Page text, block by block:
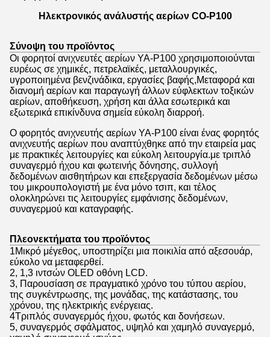
Ηλεκτρονικός ανάλυστής αερίων CO-P100
Σύνοψη του προϊόντος
Οι φορητοί ανιχνευτές αερίων YA-P100 χρησιμοποιούνται
ευρέως σε χημικές, πετρελαϊκές, μεταλλουργικές,
υγροποιημένα βενζινάδικα, εργασίες βαφής,Μεταφορά και
διανομή αερίων και παραγωγή άλλων εύφλεκτων τοξικών
αερίων, αποθήκευση, χρήση και άλλα εσωτερικά και
εξωτερικά επικίνδυνα σημεία εύκολη διαρροή.
Ο φορητός ανιχνευτής αερίων YA-P100 είναι ένας φορητός
ανιχνευτής αερίων που αναπτύχθηκε από την εταιρεία μας
με πρακτικές λειτουργίες και εύκολη λειτουργία.με τριπλό
συναγερμό ήχου και φωτεινής δόνησης, συλλογή
δεδομένων αισθητήρων και επεξεργασία δεδομένων μέσω
του μικρουπολογιστή με ένα μόνο τσιπ, και τέλος
ολοκληρώνει τις λειτουργίες εμφάνισης δεδομένων,
συναγερμού και καταγραφής.
Πλεονεκτήματα του προϊόντος
1Μικρό μέγεθος, υποστηρίζει μια ποικιλία από αξεσουάρ,
εύκολο να μεταφερθεί.
2, 1,3 ιντσών OLED οθόνη LCD.
3, Παρουσίαση σε πραγματικό χρόνο του τύπου αερίου,
της συγκέντρωσης, της μονάδας, της κατάστασης, του
χρόνου, της ηλεκτρικής ενέργειας.
4Τριπλός συναγερμός ήχου, φωτός και δονήσεων.
5, συναγερμός σφάλματος, υψηλό και χαμηλό συναγερμό,